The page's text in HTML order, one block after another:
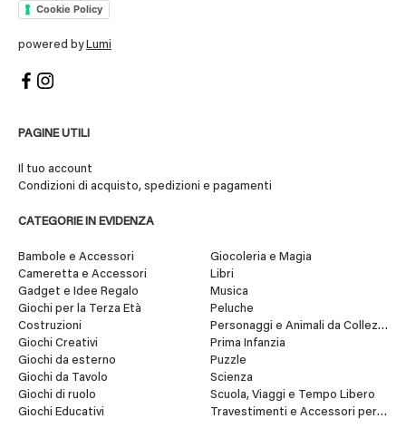
Cookie Policy
powered by Lumi
PAGINE UTILI
Il tuo account
Condizioni di acquisto, spedizioni e pagamenti
CATEGORIE IN EVIDENZA
Bambole e Accessori
Cameretta e Accessori
Gadget e Idee Regalo
Giochi per la Terza Età
Costruzioni
Giochi Creativi
Giochi da esterno
Giochi da Tavolo
Giochi di ruolo
Giochi Educativi
Giocoleria e Magia
Libri
Musica
Peluche
Personaggi e Animali da Collezione
Prima Infanzia
Puzzle
Scienza
Scuola, Viaggi e Tempo Libero
Travestimenti e Accessori per